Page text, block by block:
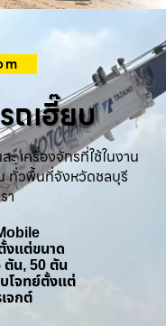
ถเฮี๊ยบ
ะ เครื่องจักรที่ใช้ในงาน
ทั่วพื้นที่จังหวัดชลบุรี
า
งแต่ขนาด
ตัน, 50 ตัน
โจทย์ตั้งแต่
จกต์